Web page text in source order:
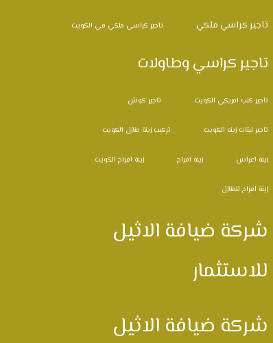
تاجير كراسي ملكي تاجير كراسي ملكي في الكويت
تاجير كراسي وطاولات
تاجير كنب امريكي الكويت تاجير كوش
تاجير ليتات زينه الكويت تركيب زينة منازل الكويت
زينة اعراس زينة افراح زينة افراح الكويت
زينة افراح للمنازل
شركة ضيافة الاثيل
للاستثمار
شركة ضيافة الاثيل